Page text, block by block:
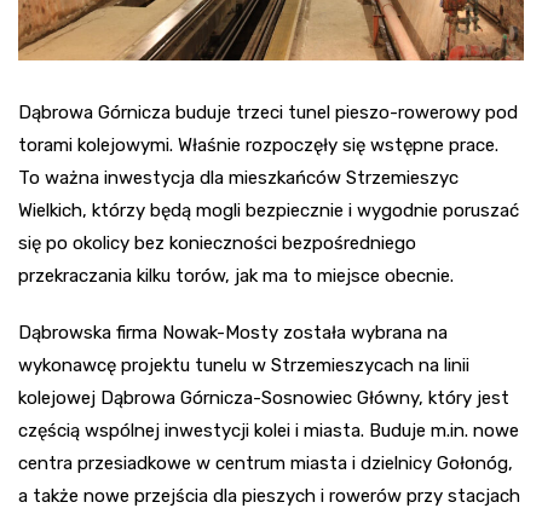
Dąbrowa Górnicza buduje trzeci tunel pieszo-rowerowy pod
torami kolejowymi. Właśnie rozpoczęły się wstępne prace.
To ważna inwestycja dla mieszkańców Strzemieszyc
Wielkich, którzy będą mogli bezpiecznie i wygodnie poruszać
się po okolicy bez konieczności bezpośredniego
przekraczania kilku torów, jak ma to miejsce obecnie.
Dąbrowska firma Nowak-Mosty została wybrana na
wykonawcę projektu tunelu w Strzemieszycach na linii
kolejowej Dąbrowa Górnicza-Sosnowiec Główny, który jest
częścią wspólnej inwestycji kolei i miasta. Buduje m.in. nowe
centra przesiadkowe w centrum miasta i dzielnicy Gołonóg,
a także nowe przejścia dla pieszych i rowerów przy stacjach